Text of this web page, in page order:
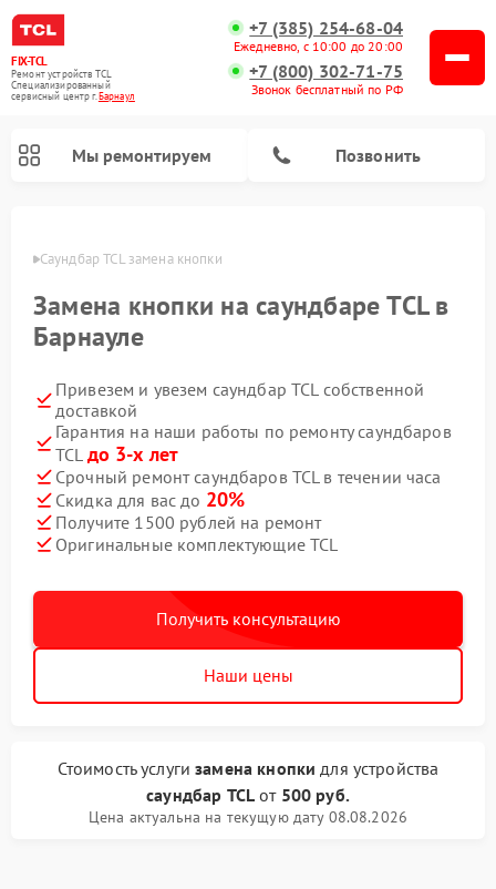
FIX-TCL
Ремонт устройств TCL
Специализированный
cервисный центр г.Барнаул
+7 (385) 254-68-04
Ежедневно, с 10:00 до 20:00
+7 (800) 302-71-75
Звонок бесплатный по РФ
Мы ремонтируем Позвонить
Саундбар TCL замена кнопки
Замена кнопки на саундбаре TCL в
Барнауле
Привезем и увезем саундбар TCL собственной
доставкой
Гарантия на наши работы по ремонту саундбаров
TCL до 3-х лет
Срочный ремонт саундбаров TCL в течении часа
Скидка для вас до 20%
Получите 1500 рублей на ремонт
Оригинальные комплектующие TCL
Получить консультацию
Наши цены
Стоимость услугизамена кнопки для устройства
саундбар TCL от 500 руб.
Цена актуальна на текущую дату 08.08.2026